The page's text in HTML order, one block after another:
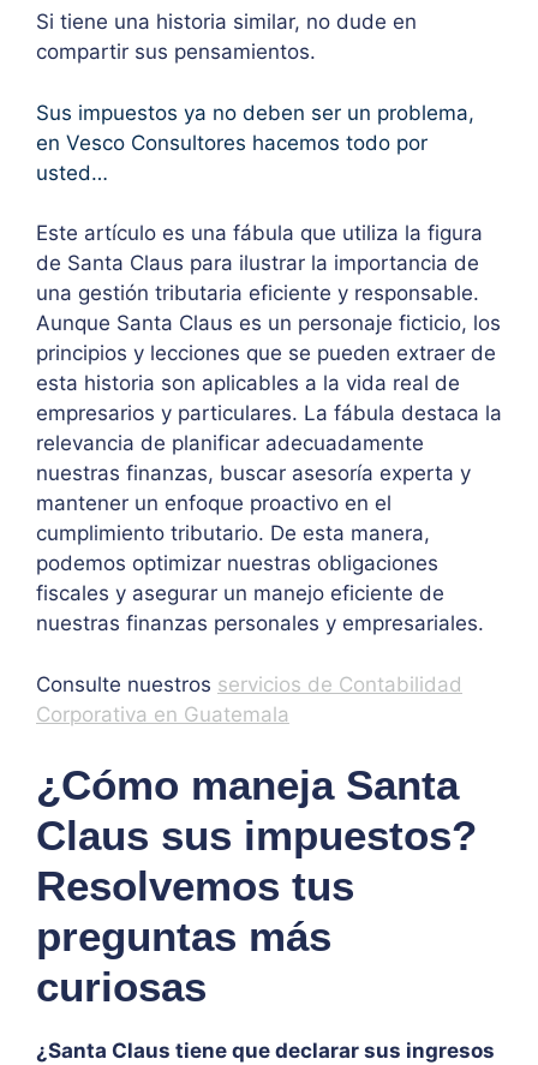
Si tiene una historia similar, no dude en
compartir sus pensamientos.
Sus impuestos ya no deben ser un problema,
en Vesco Consultores hacemos todo por
usted…
Este artículo es una fábula que utiliza la figura
de Santa Claus para ilustrar la importancia de
una gestión tributaria eficiente y responsable.
Aunque Santa Claus es un personaje ficticio, los
principios y lecciones que se pueden extraer de
esta historia son aplicables a la vida real de
empresarios y particulares. La fábula destaca la
relevancia de planificar adecuadamente
nuestras finanzas, buscar asesoría experta y
mantener un enfoque proactivo en el
cumplimiento tributario. De esta manera,
podemos optimizar nuestras obligaciones
fiscales y asegurar un manejo eficiente de
nuestras finanzas personales y empresariales.
Consulte nuestros servicios de Contabilidad
Corporativa en Guatemala
¿Cómo maneja Santa
Claus sus impuestos?
Resolvemos tus
preguntas más
curiosas
¿Santa Claus tiene que declarar sus ingresos